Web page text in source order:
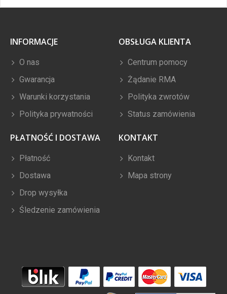
INFORMACJE
O nas
Gwarancja
Warunki korzystania
Polityka prywatności
OBSŁUGA KLIENTA
Centrum pomocy
Żądanie RMA
Polityka zwrotów
Status zamówienia
PŁATNOŚĆ I DOSTAWA
Płatność
Dostawa
Drop wysyłka
Śledzenie zamówienia
KONTAKT
Kontakt
Mapa strony